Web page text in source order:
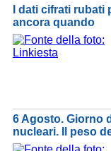
I dati cifrati
ancora quando
6 Agosto. Giorno
nucleari. Il peso